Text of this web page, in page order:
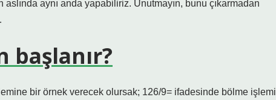
aynı anda yapabiliriz. Unutmayın, bunu çıkarmadan
başlanır?
bir örnek verecek olursak; 126/9= ifadesinde bölme işlemi